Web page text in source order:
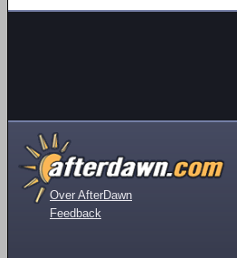
Over AfterDawn
Feedback